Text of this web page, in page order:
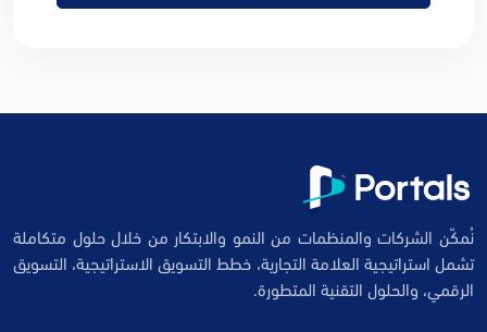
نُمكّن الشركات والمنظمات من النمو والابتكار من خلال حلول متكاملة
تشمل استراتيجية العلامة التجارية، خطط التسويق الاستراتيجية، التسويق
الرقمي، والحلول التقنية المتطورة.